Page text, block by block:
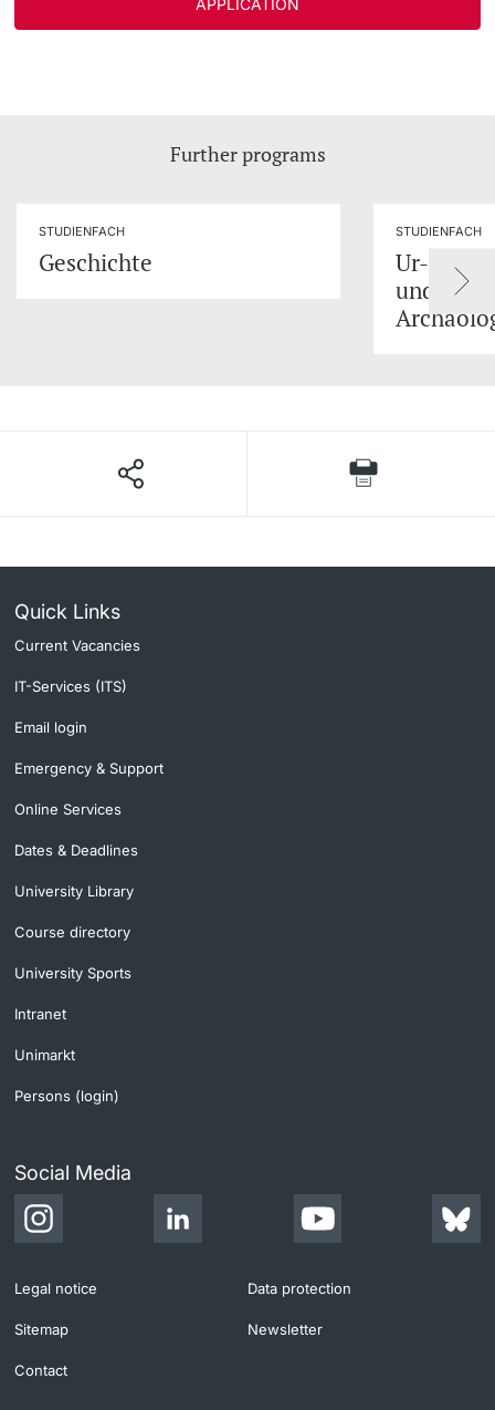
Further programs
STUDIENFACH
Geschichte
STUDIENFACH
Ur- und
und
Quick Links
Current Vacancies
IT-Services (ITS)
Email login
Emergency & Support
Online Services
Dates & Deadlines
University Library
Course directory
University Sports
Intranet
Unimarkt
Persons (login)
Social Media
Legal notice Data protection
Sitemap Newsletter
Contact